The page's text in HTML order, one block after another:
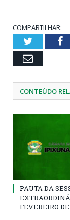
COMPARTILHAR:
Twitter
Email
CONTEÚDO
PAUTA DA
FEVEREIRO